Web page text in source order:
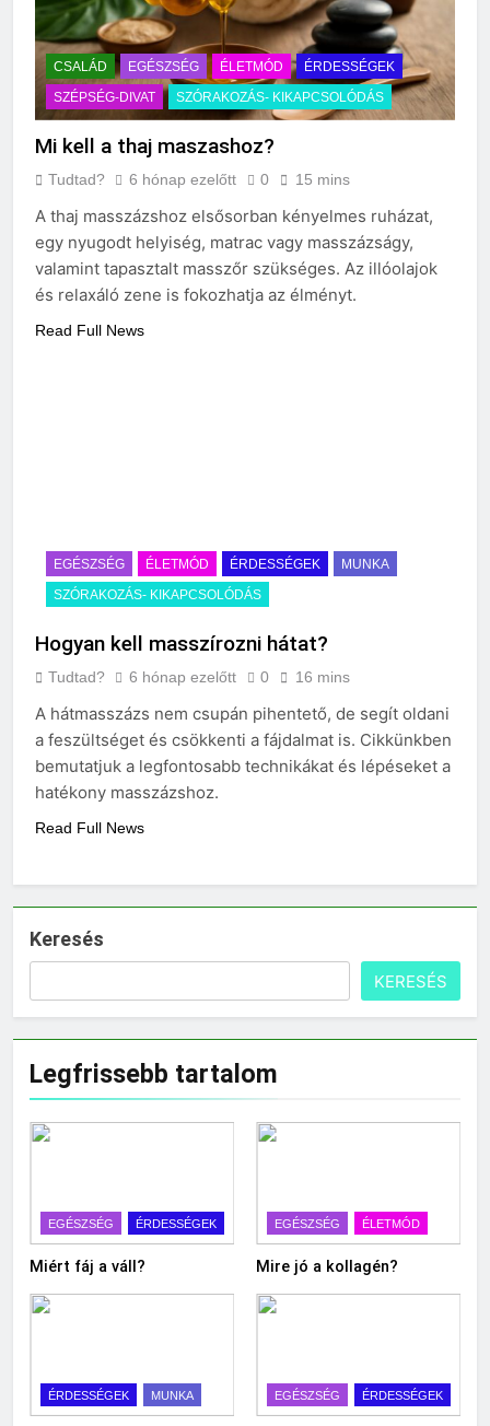
CSALÁD EGÉSZSÉG ÉLETMÓD
ÉRDESSÉGEK
SZÉPSÉG-DIVAT
SZÓRAKOZÁS- KIKAPCSOLÓDÁS
Mi kell a thaj maszashoz?
Tudtad? 6 hónap ezelőtt 0 15 mins
A thaj masszázshoz elsősorban kényelmes ruházat,
egy nyugodt helyiség, matrac vagy masszázságy,
valamint tapasztalt masszőr szükséges. Az illóolajok
és relaxáló zene is fokozhatja az élményt.
Read Full News
EGÉSZSÉG ÉLETMÓD ÉRDESSÉGEK
MUNKA
SZÓRAKOZÁS- KIKAPCSOLÓDÁS
Hogyan kell masszírozni hátat?
Tudtad? 6 hónap ezelőtt 0 16 mins
A hátmasszázs nem csupán pihentető, de segít oldani
a feszültséget és csökkenti a fájdalmat is. Cikkünkben
bemutatjuk a legfontosabb technikákat és lépéseket a
hatékony masszázshoz.
Read Full News
Keresés
KERESÉS
Legfrissebb tartalom
EGÉSZSÉG ÉRDESSÉGEK
Miért fáj a váll?
EGÉSZSÉG ÉLETMÓD
Mire jó a kollagén?
ÉRDESSÉGEK MUNKA EGÉSZSÉG ÉRDESSÉGEK